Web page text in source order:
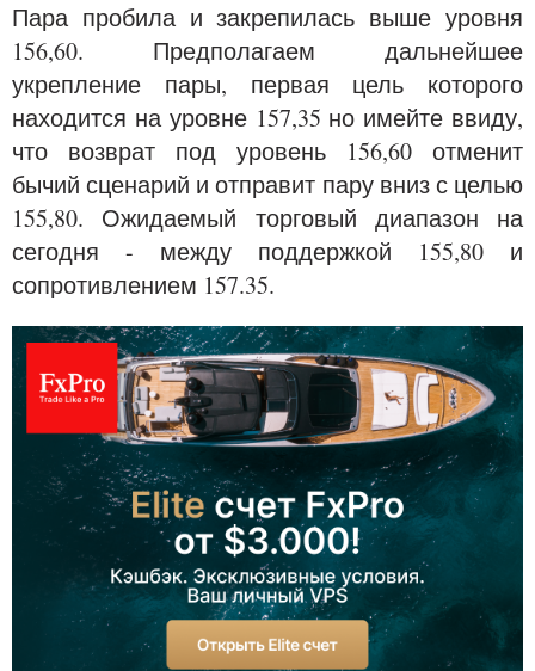
Пара пробила и закрепилась выше уровня
156,60. Предполагаем дальнейшее
укрепление пары, первая цель которого
находится на уровне 157,35 но имейте ввиду,
что возврат под уровень 156,60 отменит
бычий сценарий и отправит пару вниз с целью
155,80. Ожидаемый торговый диапазон на
сегодня - между поддержкой 155,80 и
сопротивлением 157.35.